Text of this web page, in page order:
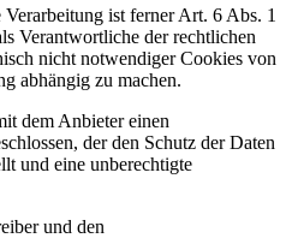
ist ferner Art. 6 Abs. 1
Verantwortliche der rechtlichen
nicht notwendiger Cookies von
abhängig zu machen.
dem Anbieter einen
der den Schutz der Daten
und eine unberechtigte
und den